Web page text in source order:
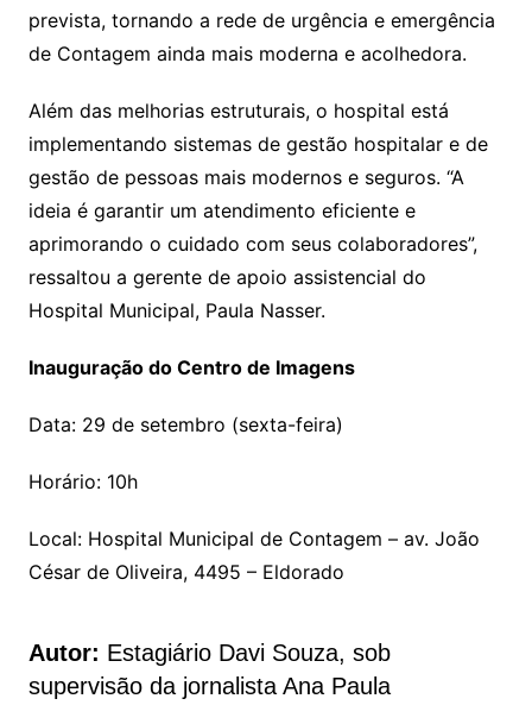
prevista, tornando a rede de urgência e emergência
de Contagem ainda mais moderna e acolhedora.
Além das melhorias estruturais, o hospital está
implementando sistemas de gestão hospitalar e de
gestão de pessoas mais modernos e seguros. “A
ideia é garantir um atendimento eficiente e
aprimorando o cuidado com seus colaboradores”,
ressaltou a gerente de apoio assistencial do
Hospital Municipal, Paula Nasser.
Inauguração do Centro de Imagens
Data: 29 de setembro (sexta-feira)
Horário: 10h
Local: Hospital Municipal de Contagem – av. João
César de Oliveira, 4495 – Eldorado
Autor: Estagiário Davi Souza, sob
supervisão da jornalista Ana Paula